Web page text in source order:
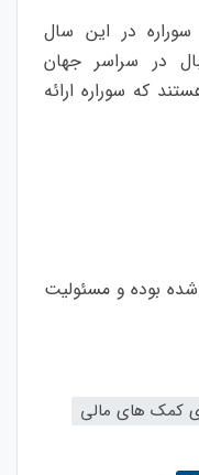
در این سال
در سراسر جهان
که سوراره ارائه
بوده و مسئولیت
کمک های مالی